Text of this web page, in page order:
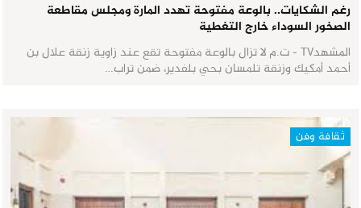
رغم الشكايات.. بالوعة مفتوحة تهدد المارة ومجلس مقاطعة
الصخور السوداء خارج التغطية
المشهدTV - ت.م لا تزال بالوعة مفتوحة تقع عند زاوية زنقة علال بن
أحمد أمكيك وزنقة تلمسان بحي بلفدير، ضمن تراب…
ثقافة وفن